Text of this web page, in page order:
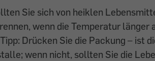
Sie sich von heiklen
wenn die Temperatur länger
Drücken Sie die Packung – ist
wenn nicht, sollten Sie die